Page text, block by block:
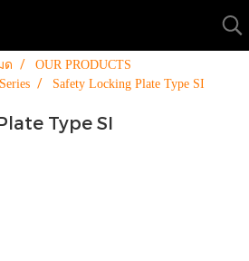
ด
OUR PRODUCTS
Safety Locking Plate Type SI
Type SI